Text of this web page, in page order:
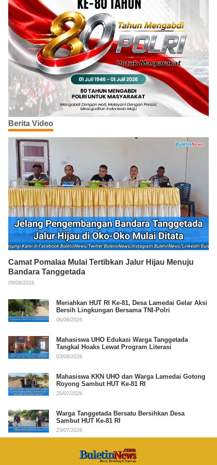
Berita Video
Camat Pomalaa Mulai Tertibkan Jalur Hijau Menuju
Bandara Tanggetada
09/08/2026
Meriahkan HUT RI Ke-81, Desa Lamedai Gelar Aksi
Bersih Lingkungan Bersama TNI-Polri
06/08/2026
Mahasiswa UHO Edukasi Warga Tanggetada
Tangkal Hoaks Lewat Program Literasi
03/08/2026
Mahasiswa KKN UHO dan Warga Lamedai Gotong
Royong Sambut HUT Ke-81 RI
25/07/2026
Warga Tanggetada Bersatu Bersihkan Desa
Sambut HUT Ke-81 RI
23/07/2026